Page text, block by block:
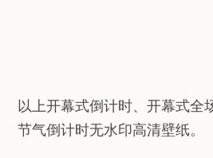
以上开幕式倒计时、开幕式全
节气倒计时无水印高清壁纸。